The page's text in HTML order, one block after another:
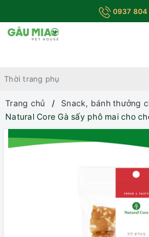
0937 804
Trang chủ
Snack, bánh thưởng
Natural Core Gà sấy phô mai cho